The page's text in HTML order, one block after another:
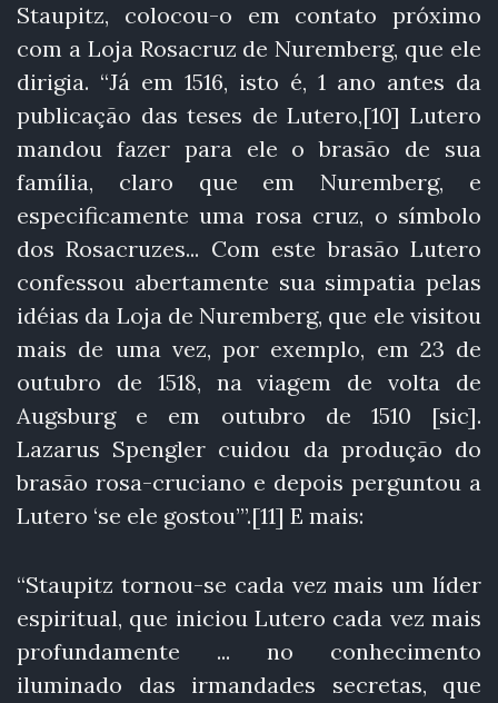
Staupitz, colocou-o em contato próximo
com a Loja Rosacruz de Nuremberg, que ele
dirigia. “Já em 1516, isto é, 1 ano antes da
publicação das teses de Lutero,[10] Lutero
mandou fazer para ele o brasão de sua
família, claro que em Nuremberg, e
especificamente uma rosa cruz, o símbolo
dos Rosacruzes... Com este brasão Lutero
confessou abertamente sua simpatia pelas
idéias da Loja de Nuremberg, que ele visitou
mais de uma vez, por exemplo, em 23 de
outubro de 1518, na viagem de volta de
Augsburg e em outubro de 1510 [sic].
Lazarus Spengler cuidou da produção do
brasão rosa-cruciano e depois perguntou a
Lutero ‘se ele gostou’”.[11] E mais:
“Staupitz tornou-se cada vez mais um líder
espiritual, que iniciou Lutero cada vez mais
profundamente ... no conhecimento
iluminado das irmandades secretas, que